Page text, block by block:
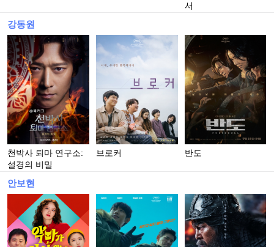
서
강동원
천박사 퇴마 연구소:
설경의 비밀
브로커 반도
안보현